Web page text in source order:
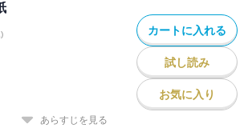
カートに入れる
試し読み
お気に入り
あらすじを見る